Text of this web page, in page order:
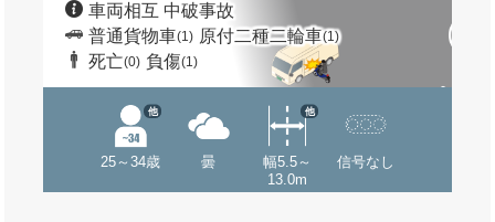
車両相互 中破事故
普通貨物車(1) 原付二種二輪車(1)
死亡(0) 負傷(1)
25～34歳
他
曇
幅5.5～
13.0m
他
信号なし